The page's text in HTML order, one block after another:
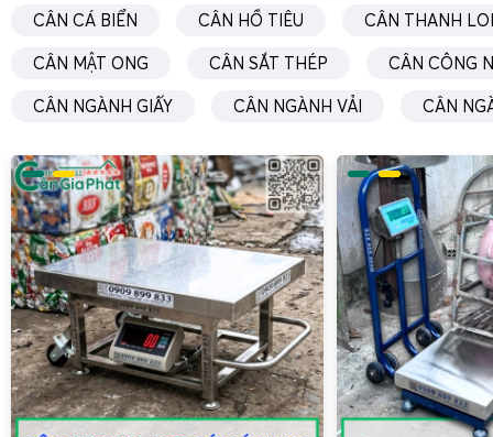
Cân gà vịt điện tử chốt số nhanh, cân nhanh hơn, hiệu quả
Cân điện tử cân gà vịt Gia Phát được trang bị công nghệ
phép người sử dụng thực hiện việc cân đo một cách
thời nâng cao năng suất làm việc.
Với tính năng chốt số nhanh, các thông số trọng lượng sẽ
trên màn hình, giúp người sử dụng có thể theo dõi ngay
hữu ích trong những tình huống cần đo gấp, đặc biệt là
hàng loạt cho gia cầm.
Cân điện tử cân gà vịt ở Gia Phát kết nối tốt với
in bill từ xa, hoặc hiện số trên màn hình LED lớn
CÂN CÁ BIỂN CÂN HỒ TIÊU CÂN THANH
CÂN MẬT ONG CÂN SẮT THÉP CÂN CÔNG
CÂN NGÀNH GIẤY CÂN NGÀNH VẢI CÂN